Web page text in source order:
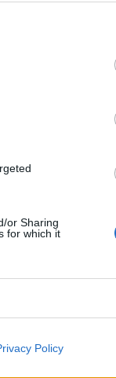
or Sharing
for which it
Policy
es fuerte....
clap......" eso si